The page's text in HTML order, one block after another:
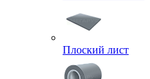
Плоский лист